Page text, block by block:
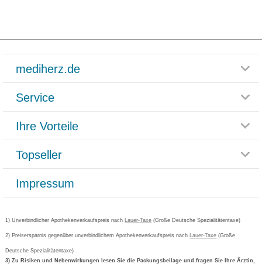
mediherz.de
Glossar
Häufig gestellte Fragen
Datenschutz
AGB
Cookie-Einstellungen
Vertrag widerrufen
Service
Rücksendemöglichkeit
Paketlieferstatus
Versandkosten
Bestellschein ausfüllen
Newsletteranmeldung
Ihre Vorteile
Rezeptlieferung
Bonusprogramm
Gutschein und Rabatte
Kundenbewertung
Topseller
Grippostad
Bepanthen
Formoline
Impressum
1) Unverbindlicher Apothekenverkaufspreis nach Lauer-Taxe (Große Deutsche Spezialitätentaxe)
2) Preisersparnis gegenüber unverbindlichem Apothekenverkaufspreis nach Lauer-Taxe (Große
Deutsche Spezialitätentaxe)
3) Zu Risiken und Nebenwirkungen lesen Sie die Packungsbeilage und fragen Sie Ihre Ärztin,